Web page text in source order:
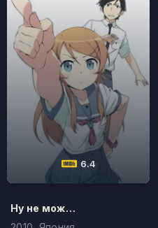
6.4
Ну не может сестренка быть такой милой